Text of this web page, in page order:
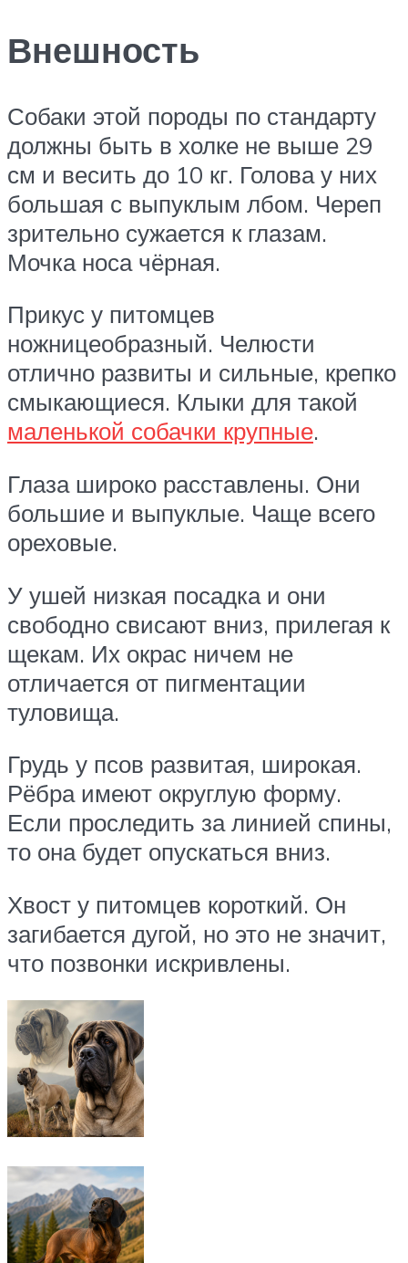
Внешность
Собаки этой породы по стандарту
должны быть в холке не выше 29
см и весить до 10 кг. Голова у них
большая с выпуклым лбом. Череп
зрительно сужается к глазам.
Мочка носа чёрная.
Прикус у питомцев
ножницеобразный. Челюсти
отлично развиты и сильные, крепко
смыкающиеся. Клыки для такой
маленькой собачки крупные.
Глаза широко расставлены. Они
большие и выпуклые. Чаще всего
ореховые.
У ушей низкая посадка и они
свободно свисают вниз, прилегая к
щекам. Их окрас ничем не
отличается от пигментации
туловища.
Грудь у псов развитая, широкая.
Рёбра имеют округлую форму.
Если проследить за линией спины,
то она будет опускаться вниз.
Хвост у питомцев короткий. Он
загибается дугой, но это не значит,
что позвонки искривлены.